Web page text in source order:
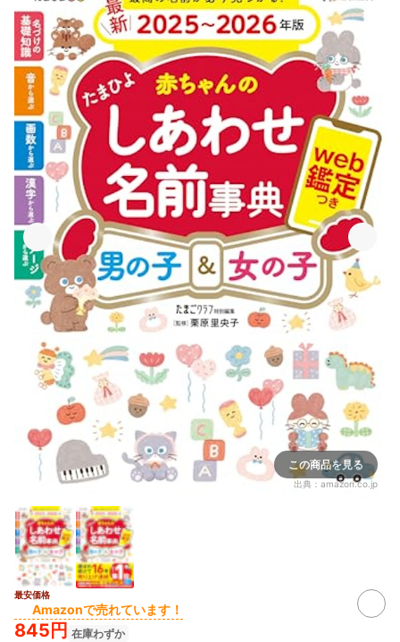
この商品を見る
出典： amazon.co.jp
最安価格
Amazonで売れています！
845円 在庫わずか